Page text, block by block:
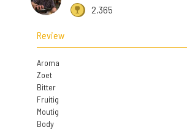
2.365
Review
Aroma
Zoet
Bitter
Fruitig
Moutig
Body